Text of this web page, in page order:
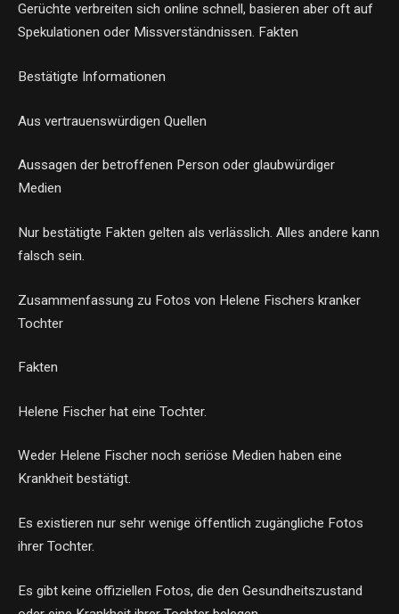
Gerüchte verbreiten sich online schnell, basieren aber oft auf
Spekulationen oder Missverständnissen. Fakten
Bestätigte Informationen
Aus vertrauenswürdigen Quellen
Aussagen der betroffenen Person oder glaubwürdiger
Medien
Nur bestätigte Fakten gelten als verlässlich. Alles andere kann
falsch sein.
Zusammenfassung zu Fotos von Helene Fischers kranker
Tochter
Fakten
Helene Fischer hat eine Tochter.
Weder Helene Fischer noch seriöse Medien haben eine
Krankheit bestätigt.
Es existieren nur sehr wenige öffentlich zugängliche Fotos
ihrer Tochter.
Es gibt keine offiziellen Fotos, die den Gesundheitszustand